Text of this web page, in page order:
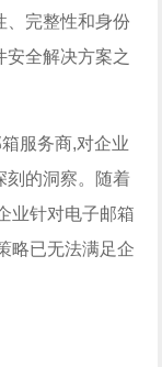
、完整性和身份
安全解决方案之
服务商,对企业
刻的洞察。随着
业针对电子邮箱
略已无法满足企